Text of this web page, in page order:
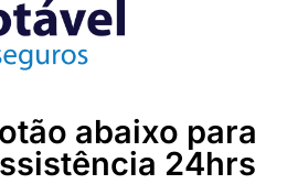
abaixo para
24hrs